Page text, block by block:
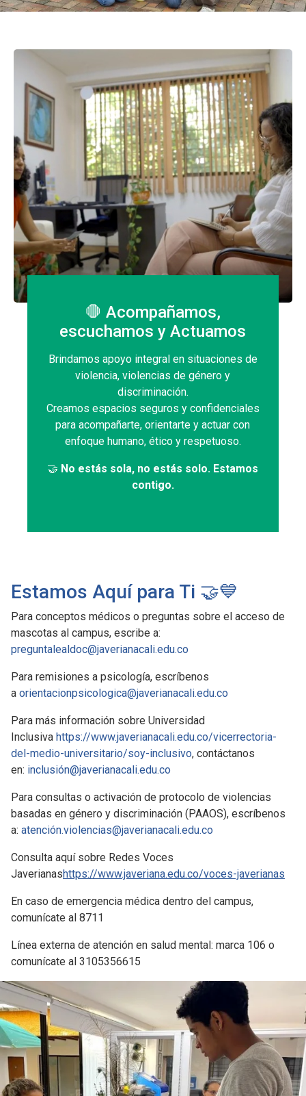
🛑 Acompañamos,
escuchamos y Actuamos
Brindamos apoyo integral en situaciones de
violencia, violencias de género y
discriminación.
Creamos espacios seguros y confidenciales
para acompañarte, orientarte y actuar con
enfoque humano, ético y respetuoso.
🤝 No estás sola, no estás solo. Estamos
contigo.
Estamos Aquí para Ti 🤝💙
Para conceptos médicos o preguntas sobre el acceso de
mascotas al campus, escribe a:
preguntalealdoc@javerianacali.edu.co
Para remisiones a psicología, escríbenos
a orientacionpsicologica@javerianacali.edu.co
Para más información sobre Universidad
Inclusiva https://www.javerianacali.edu.co/vicerrectoria-
del-medio-universitario/soy-inclusivo, contáctanos
en: inclusión@javerianacali.edu.co
Para consultas o activación de protocolo de violencias
basadas en género y discriminación (PAAOS), escríbenos
a: atención.violencias@javerianacali.edu.co
Consulta aquí sobre Redes Voces
Javerianashttps://www.javeriana.edu.co/voces-javerianas
En caso de emergencia médica dentro del campus,
comunícate al 8711
Línea externa de atención en salud mental: marca 106 o
comunícate al 3105356615